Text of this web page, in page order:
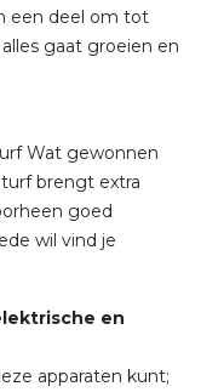
een deel om tot
gaat groeien en
Wat gewonnen
brengt extra
goed
wil vind je
en
apparaten kunt;